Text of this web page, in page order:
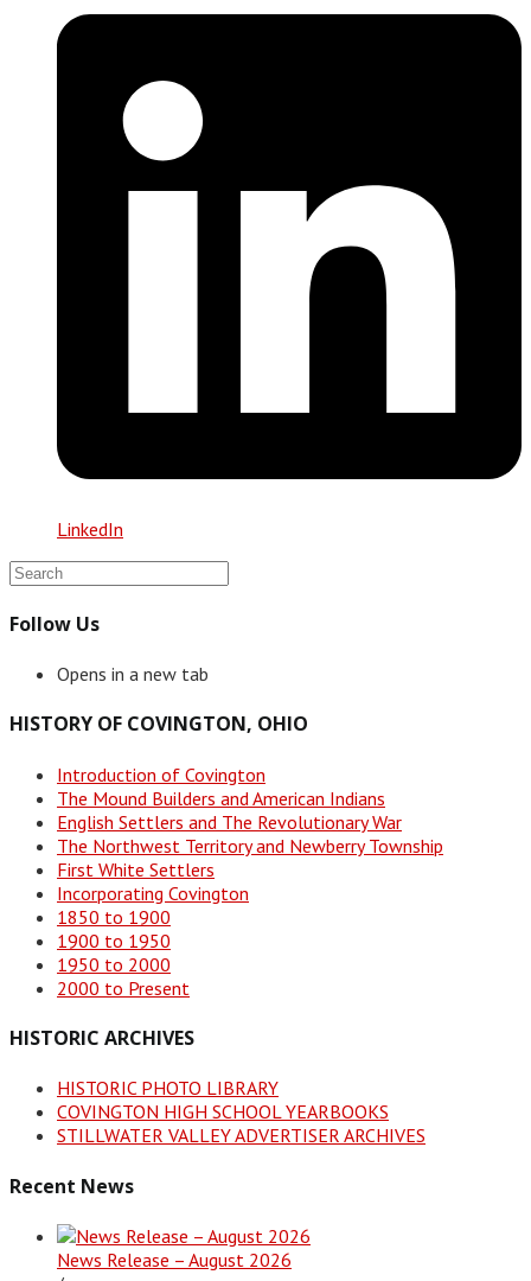
LinkedIn
Follow Us
Opens in a new tab
HISTORY OF COVINGTON, OHIO
Introduction of Covington
The Mound Builders and American Indians
English Settlers and The Revolutionary War
The Northwest Territory and Newberry Township
First White Settlers
Incorporating Covington
1850 to 1900
1900 to 1950
1950 to 2000
2000 to Present
HISTORIC ARCHIVES
HISTORIC PHOTO LIBRARY
COVINGTON HIGH SCHOOL YEARBOOKS
STILLWATER VALLEY ADVERTISER ARCHIVES
Recent News
News Release – August 2026